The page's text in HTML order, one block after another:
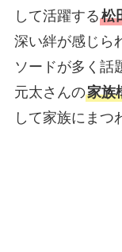
して活躍する松
深い絆が感じら
ソードが多く話
元太さんの家族
して家族にまつ